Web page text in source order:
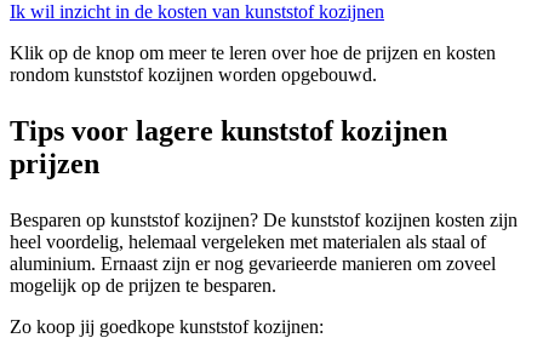
Ik wil inzicht in de kosten van kunststof kozijnen
Klik op de knop om meer te leren over hoe de prijzen en kosten
rondom kunststof kozijnen worden opgebouwd.
Tips voor lagere kunststof kozijnen
prijzen
Besparen op kunststof kozijnen? De kunststof kozijnen kosten zijn
heel voordelig, helemaal vergeleken met materialen als staal of
aluminium. Ernaast zijn er nog gevarieerde manieren om zoveel
mogelijk op de prijzen te besparen.
Zo koop jij goedkope kunststof kozijnen: